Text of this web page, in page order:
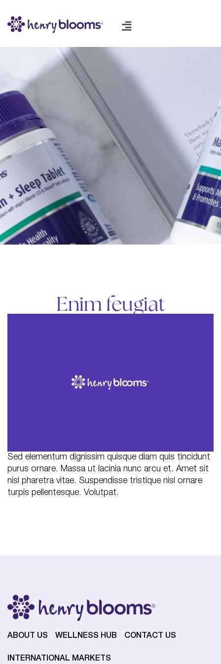
Enim feugiat
Sed elementum dignissim quisque diam quis tincidunt
purus ornare. Massa ut lacinia nunc arcu et. Amet sit
nisl pharetra vitae. Suspendisse tristique nisl ornare
turpis pellentesque. Volutpat.
ABOUT US WELLNESS HUB CONTACT US
INTERNATIONAL MARKETS